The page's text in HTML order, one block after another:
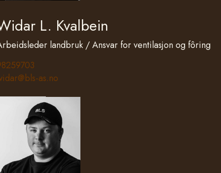
L. Kvalbein
landbruk / Ansvar for ventilasjon og fôring
as.no